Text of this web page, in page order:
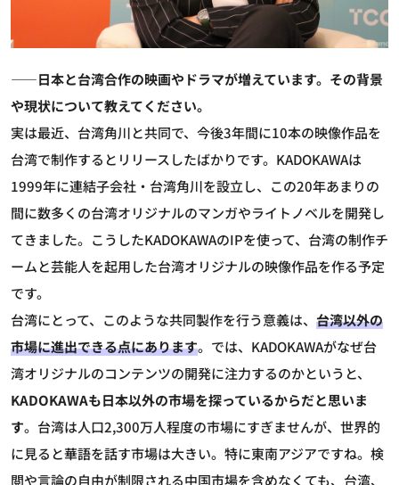
――日本と台湾合作の映画やドラマが増えています。その背景
や現状について教えてください。
実は最近、台湾角川と共同で、今後3年間に10本の映像作品を
台湾で制作するとリリースしたばかりです。KADOKAWAは
1999年に連結子会社・台湾角川を設立し、この20年あまりの
間に数多くの台湾オリジナルのマンガやライトノベルを開発し
てきました。こうしたKADOKAWAのIPを使って、台湾の制作チ
ームと芸能人を起用した台湾オリジナルの映像作品を作る予定
です。
台湾にとって、このような共同製作を行う意義は、 台湾以外の
市場に進出できる点にあります。では、KADOKAWAがなぜ台
湾オリジナルのコンテンツの開発に注力するのかというと、
KADOKAWAも日本以外の市場を探っているからだと思いま
す。台湾は人口2,300万人程度の市場にすぎませんが、世界的
に見ると華語を話す市場は大きい。特に東南アジアですね。検
閲や言論の自由が制限される中国市場を含めなくても、台湾、